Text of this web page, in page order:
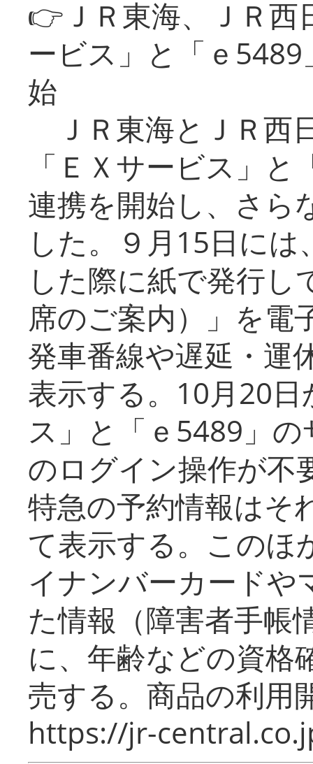
👉ＪＲ東海、ＪＲ
ービス」と「ｅ
始
ＪＲ東海とＪＲ西
「ＥＸサービス」
連携を開始し、さら
した。９月15日に
した際に紙で発行し
席のご案内）」を電
発車番線や遅延・運
表示する。10月20
ス」と「ｅ5489」
のログイン操作が不
特急の予約情報はそ
て表示する。このほ
イナンバーカードや
た情報（障害者手帳
に、年齢などの資格
売する。商品の利用
https://jr-